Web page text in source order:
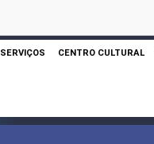
SERVIÇOS CENTRO CULTURAL